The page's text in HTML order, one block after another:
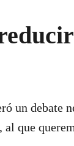
un debate
que